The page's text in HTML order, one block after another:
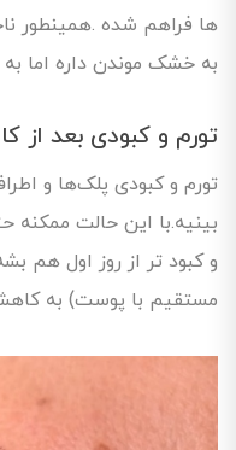
ها فراهم شده .همینطور
به خشک موندن داره اما
تورم و کبودی بعد از
تورم و کبودی پلک‌ها و
بینیه.با این حالت ممکنه
و کبود تر از روز اول هم
مستقیم با پوست) به